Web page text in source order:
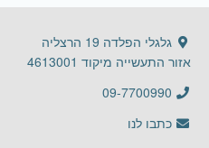
גלגלי הפלדה 19 הרצליה
אזור התעשייה מיקוד 4613001
09-7700990
כתבו לנו